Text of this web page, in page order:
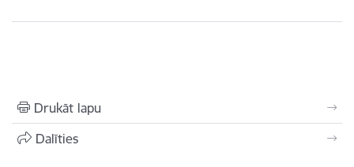
Drukāt lapu
Dalīties